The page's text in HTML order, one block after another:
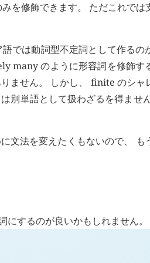
を修飾できます。 ただこれでは
では動詞型不定詞として作るの
many のように形容詞を修飾す
ません。 しかし、 finite のシャ
別単語として扱わざるを得ませ
文法を変えたくもないので、 も
するのが良いかもしれません。